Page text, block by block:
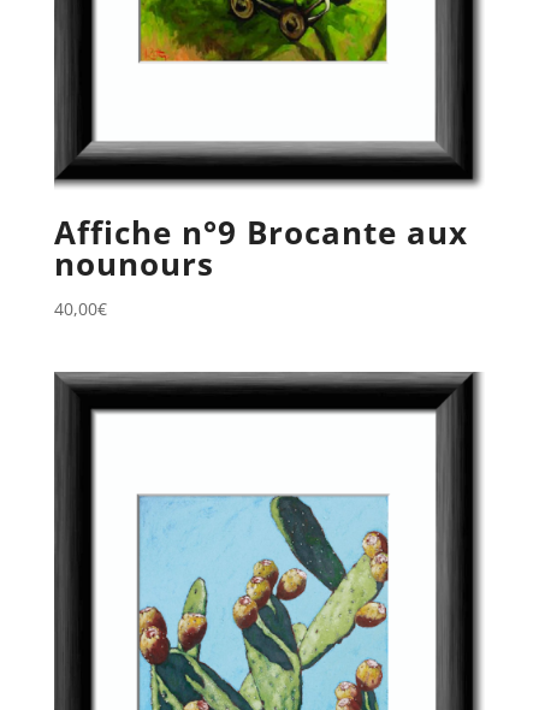
Affiche n°9 Brocante aux
nounours
40,00€